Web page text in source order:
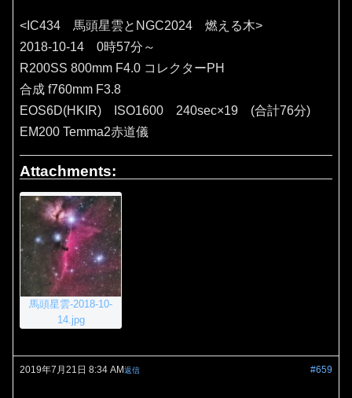
<IC434 馬頭星雲とNGC2024 燃える木>
2018-10-14 0時57分～
R200SS 800mm F4.0 コレクターPH
合成 f760mm F3.8
EOS6D(HKIR) ISO1600 240sec×19 (合計76分)
EM200 Temma2赤道儀
Attachments:
馬頭星雲-2018-10-
14.jpg
2019年7月21日 8:34 AM #659
返信